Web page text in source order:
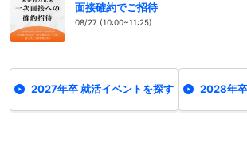
面接確約でご招待
08/27 (10:00~11:25)
2027年卒 就活イベントを探す 2028年